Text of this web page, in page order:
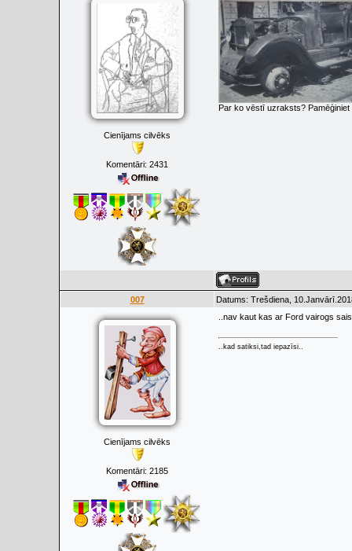
Cienījams cilvēks
Komentāri: 2431
Par ko vēstī uzraksts?
007 Datums: Trešdiena,
Cienījams cilvēks
Komentāri: 2185
..nav kaut kas ar Ford vairogs
..kad satiksi,tad iepazīsi..